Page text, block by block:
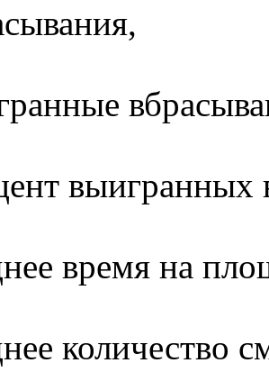
выигранных
время на
количество